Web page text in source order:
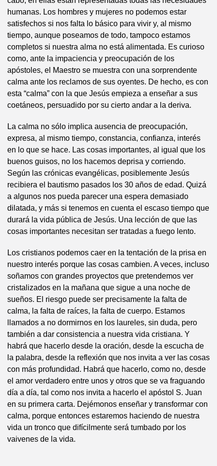
humanas. Los hombres y mujeres no podemos estar
satisfechos si nos falta lo básico para vivir y, al mismo
tiempo, aunque poseamos de todo, tampoco estamos
completos si nuestra alma no está alimentada. Es curioso
como, ante la impaciencia y preocupación de los
apóstoles, el Maestro se muestra con una sorprendente
calma ante los reclamos de sus oyentes. De hecho, es con
esta “calma” con la que Jesús empieza a enseñar a sus
coetáneos, persuadido por su cierto andar a la deriva.
La calma no sólo implica ausencia de preocupación,
expresa, al mismo tiempo, constancia, confianza, interés
en lo que se hace. Las cosas importantes, al igual que los
buenos guisos, no los hacemos deprisa y corriendo.
Según las crónicas evangélicas, posiblemente Jesús
recibiera el bautismo pasados los 30 años de edad. Quizá
a algunos nos pueda parecer una espera demasiado
dilatada, y más si tenemos en cuenta el escaso tiempo que
durará la vida pública de Jesús. Una lección de que las
cosas importantes necesitan ser tratadas a fuego lento.
Los cristianos podemos caer en la tentación de la prisa en
nuestro interés porque las cosas cambien. A veces, incluso
soñamos con grandes proyectos que pretendemos ver
cristalizados en la mañana que sigue a una noche de
sueños. El riesgo puede ser precisamente la falta de
calma, la falta de raíces, la falta de cuerpo. Estamos
llamados a no dormirnos en los laureles, sin duda, pero
también a dar consistencia a nuestra vida cristiana. Y
habrá que hacerlo desde la oración, desde la escucha de
la palabra, desde la reflexión que nos invita a ver las cosas
con más profundidad. Habrá que hacerlo, como no, desde
el amor verdadero entre unos y otros que se va fraguando
día a día, tal como nos invita a hacerlo el apóstol S. Juan
en su primera carta. Dejémonos enseñar y transformar con
calma, porque entonces estaremos haciendo de nuestra
vida un tronco que difícilmente será tumbado por los
vaivenes de la vida.